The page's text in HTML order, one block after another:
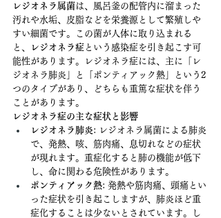
レジオネラ属菌は、風呂釜の配管内に溜まった
汚れや水垢、皮脂などを栄養源として繁殖しや
すい細菌です。この菌が人体に取り込まれる
と、
レジオネラ症 という感染症を引き起こす可
能性があります。レジオネラ症には、主に「レ
ジオネラ肺炎」と「ポンティアック熱」という2
つのタイプがあり、どちらも重篤な症状を伴う
ことがあります。
レジオネラ症の主な症状と影響
レジオネラ肺炎: レジオネラ属菌による肺炎
で、発熱、咳、筋肉痛、息切れなどの症状
が現れます。重症化すると肺の機能が低下
し、命に関わる危険性があります。
ポンティアック熱: 発熱や筋肉痛、頭痛とい
った症状を引き起こしますが、肺炎ほど重
症化することは少ないとされています。し